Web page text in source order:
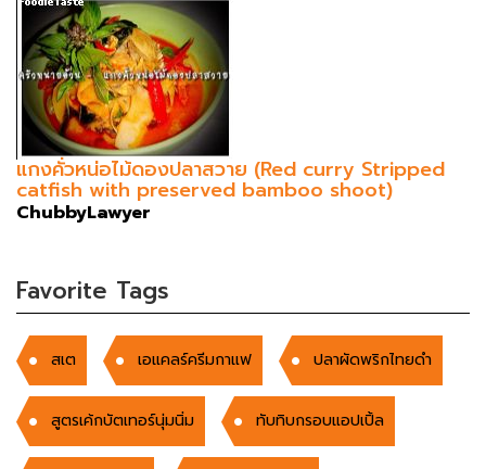
แกงคั่วหน่อไม้ดองปลาสวาย (Red curry Stripped
catfish with preserved bamboo shoot)
ChubbyLawyer
Favorite Tags
สเต เอแคลร์ครีมกาแฟ ปลาผัดพริกไทยดำ
สูตรเค้กบัตเทอร์นุ่มนิ่ม ทับทิบกรอบแอปเปิ้ล